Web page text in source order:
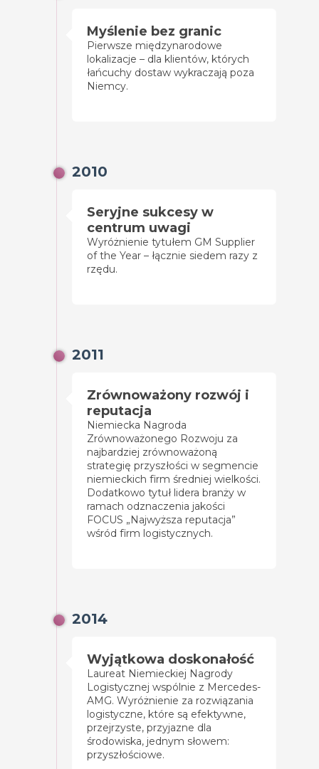
Myślenie bez granic
Pierwsze międzynarodowe
lokalizacje – dla klientów, których
łańcuchy dostaw wykraczają poza
Niemcy.
2010
Seryjne sukcesy w
centrum uwagi
Wyróżnienie tytułem GM Supplier
of the Year – łącznie siedem razy z
rzędu.
2011
Zrównoważony rozwój i
reputacja
Niemiecka Nagroda
Zrównoważonego Rozwoju za
najbardziej zrównoważoną
strategię przyszłości w segmencie
niemieckich firm średniej wielkości.
Dodatkowo tytuł lidera branży w
ramach odznaczenia jakości
FOCUS „Najwyższa reputacja”
wśród firm logistycznych.
2014
Wyjątkowa doskonałość
Laureat Niemieckiej Nagrody
Logistycznej wspólnie z Mercedes-
AMG. Wyróżnienie za rozwiązania
logistyczne, które są efektywne,
przejrzyste, przyjazne dla
środowiska, jednym słowem:
przyszłościowe.